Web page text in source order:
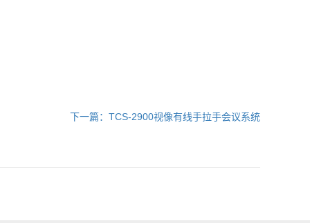
下一篇：TCS-2900视像有线手拉手会议系统